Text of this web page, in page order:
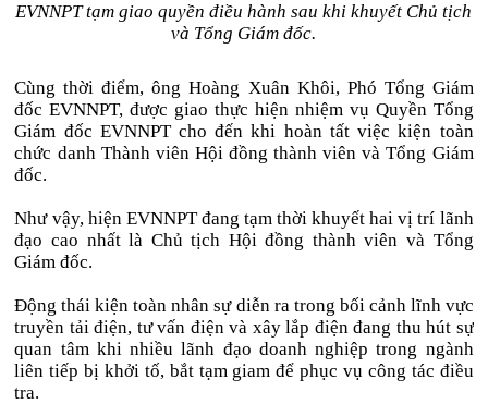
EVNNPT tạm giao quyền điều hành sau khi khuyết Chủ tịch
và Tổng Giám đốc.
Cùng thời điểm, ông Hoàng Xuân Khôi, Phó Tổng Giám
đốc EVNNPT, được giao thực hiện nhiệm vụ Quyền Tổng
Giám đốc EVNNPT cho đến khi hoàn tất việc kiện toàn
chức danh Thành viên Hội đồng thành viên và Tổng Giám
đốc.
Như vậy, hiện EVNNPT đang tạm thời khuyết hai vị trí lãnh
đạo cao nhất là Chủ tịch Hội đồng thành viên và Tổng
Giám đốc.
Động thái kiện toàn nhân sự diễn ra trong bối cảnh lĩnh vực
truyền tải điện, tư vấn điện và xây lắp điện đang thu hút sự
quan tâm khi nhiều lãnh đạo doanh nghiệp trong ngành
liên tiếp bị khởi tố, bắt tạm giam để phục vụ công tác điều
tra.